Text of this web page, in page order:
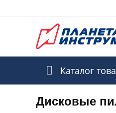
Каталог
Дисковые